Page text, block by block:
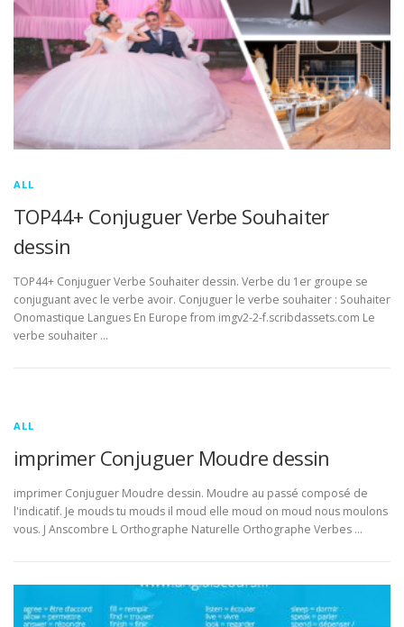
ALL
TOP44+ Conjuguer Verbe Souhaiter
dessin
TOP44+ Conjuguer Verbe Souhaiter dessin. Verbe du 1er groupe se
conjuguant avec le verbe avoir. Conjuguer le verbe souhaiter : Souhaiter
Onomastique Langues En Europe from imgv2-2-f.scribdassets.com Le
verbe souhaiter …
ALL
imprimer Conjuguer Moudre dessin
imprimer Conjuguer Moudre dessin. Moudre au passé composé de
l'indicatif. Je mouds tu mouds il moud elle moud on moud nous moulons
vous. J Anscombre L Orthographe Naturelle Orthographe Verbes …